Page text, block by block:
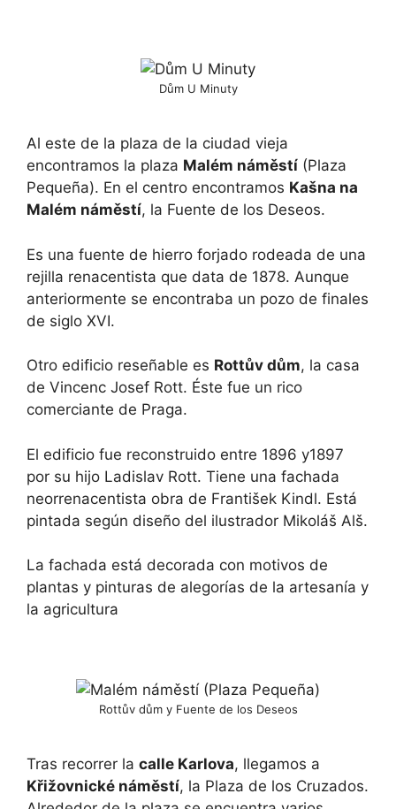
Dům U Minuty
Al este de la plaza de la ciudad vieja
encontramos la plaza Malém náměstí (Plaza
Pequeña). En el centro encontramos Kašna na
Malém náměstí, la Fuente de los Deseos.
Es una fuente de hierro forjado rodeada de una
rejilla renacentista que data de 1878. Aunque
anteriormente se encontraba un pozo de finales
de siglo XVI.
Otro edificio reseñable es Rottův dům, la casa
de Vincenc Josef Rott. Éste fue un rico
comerciante de Praga.
El edificio fue reconstruido entre 1896 y1897
por su hijo Ladislav Rott. Tiene una fachada
neorrenacentista obra de František Kindl. Está
pintada según diseño del ilustrador Mikoláš Alš.
La fachada está decorada con motivos de
plantas y pinturas de alegorías de la artesanía y
la agricultura
Rottův dům y Fuente de los Deseos
Tras recorrer la calle Karlova, llegamos a
Křižovnické náměstí, la Plaza de los Cruzados.